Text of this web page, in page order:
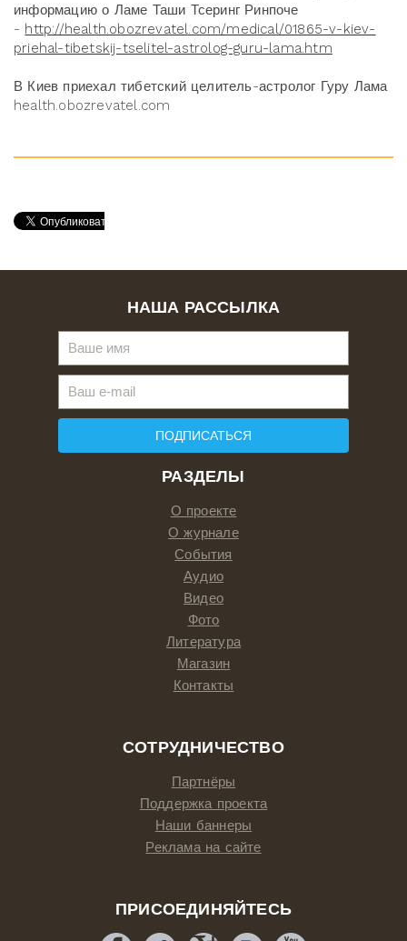
информацию о Ламе Таши Тсеринг Ринпоче
- http://health.obozrevatel.com/medical/01865-v-kiev-
priehal-tibetskij-tselitel-astrolog-guru-lama.htm
В Киев приехал тибетский целитель-астролог Гуру Лама
health.obozrevatel.com
РАЗДЕЛЫ
О проекте
О журнале
События
Аудио
Видео
Фото
Литература
Магазин
Контакты
СОТРУДНИЧЕСТВО
Партнёры
Поддержка проекта
Наши баннеры
Реклама на сайте
ПРИСОЕДИНЯЙТЕСЬ
НАША РАССЫЛКА
ПОДПИСАТЬСЯ